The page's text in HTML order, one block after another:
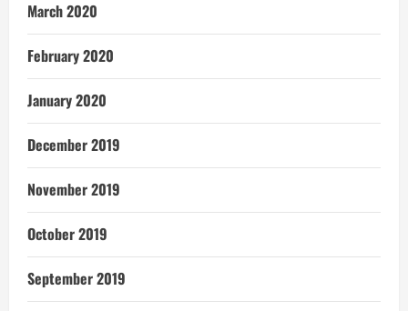
March 2020
February 2020
January 2020
December 2019
November 2019
October 2019
September 2019